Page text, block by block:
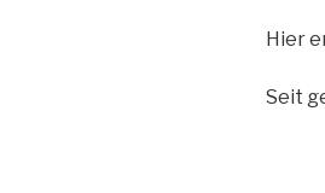
Hier
Seit